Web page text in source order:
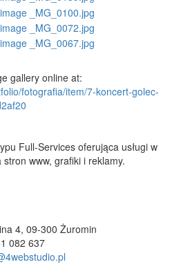
gallery online at:
fotografia/item/7-koncert-golec-
Full-Services oferująca usługi w
www, grafiki i reklamy.
4, 09-300 Żuromin
082 637